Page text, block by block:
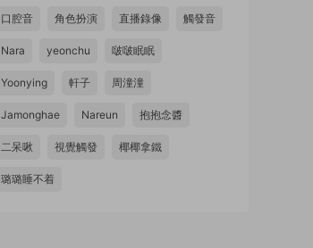
口腔音 角色扮演 直播錄像 觸發音
Nara yeonchu 啵啵眠眠
Yoonying 軒子 周潼潼
Jamonghae Nareun 抱抱念醬
二呆啾 視覺觸發 椰椰拿鐵
璐璐睡不着